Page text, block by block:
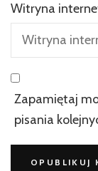
Witryna
Zapamiętaj
pisania